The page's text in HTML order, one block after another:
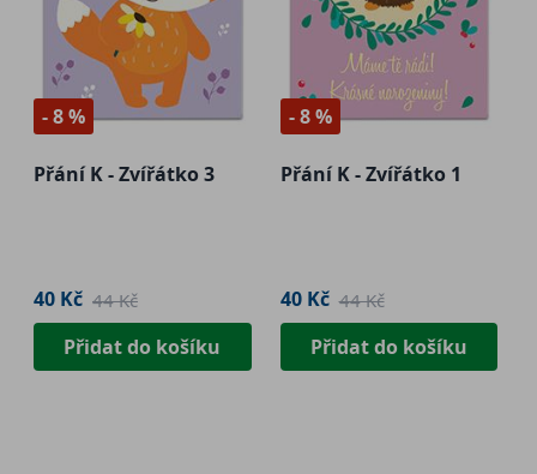
- 8 %
Přání K - Zvířátko 3
40 Kč 44 Kč
Přidat do košíku
- 8 %
Přání K - Zvířátko 1
40 Kč 44 Kč
Přidat do košíku